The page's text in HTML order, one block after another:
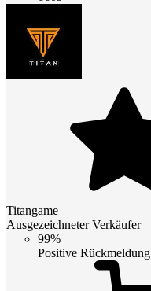
Titangame
Ausgezeichneter Verkäufer
99%
Positive Rückmeldung